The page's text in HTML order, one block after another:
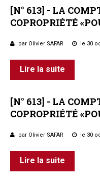
[N° 613] - LA
COPROPRIÉTÉ
par Olivier SAFAR le 30
Lire la suite
[N° 613] - LA
COPROPRIÉTÉ
par Olivier SAFAR le 30
Lire la suite